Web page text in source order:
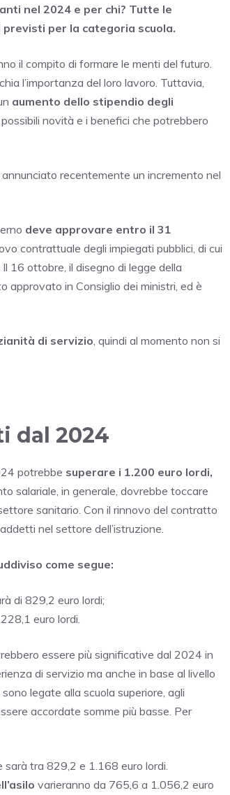
nel 2024 e per chi? Tutte le
per la categoria scuola.
il compito di formare le menti del futuro.
l’importanza del loro lavoro. Tuttavia,
aumento dello stipendio degli
novità e i benefici che potrebbero
recentemente un incremento nel
deve approvare entro il 31
contrattuale degli impiegati pubblici, di cui
16 ottobre, il disegno di legge della
approvato in Consiglio dei ministri, ed è
di servizio , quindi al momento non si
dal 2024
potrebbe superare i 1.200 euro lordi,
salariale, in generale, dovrebbe toccare
sanitario. Con il rinnovo del contratto
nel settore dell’istruzione.
come segue:
di 829,2 euro lordi;
euro lordi.
essere più significative dal 2024 in
di servizio ma anche in base al livello
legate alla scuola superiore, agli
accordate somme più basse. Per
sarà tra 829,2 e 1.168 euro lordi.
varieranno da 765,6 a 1.056,2 euro